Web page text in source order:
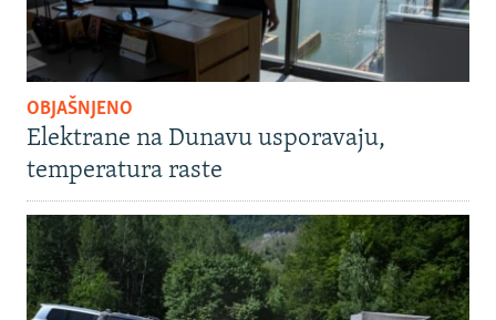
OBJAŠNJENO
Elektrane na Dunavu usporavaju,
temperatura raste